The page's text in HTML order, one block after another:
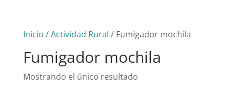
Inicio /Actividad Rural / Fumigador mochila
Fumigador mochila
Mostrando el único resultado